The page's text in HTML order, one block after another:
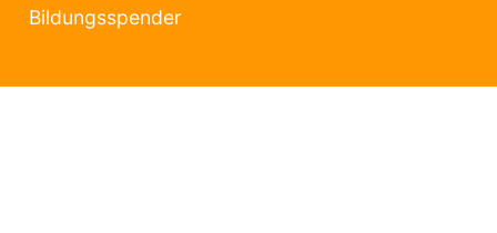
Bildungsspender